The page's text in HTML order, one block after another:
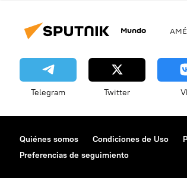
Mundo
Telegram Twitter
Quiénes somos Condiciones de Uso
Preferencias de seguimiento